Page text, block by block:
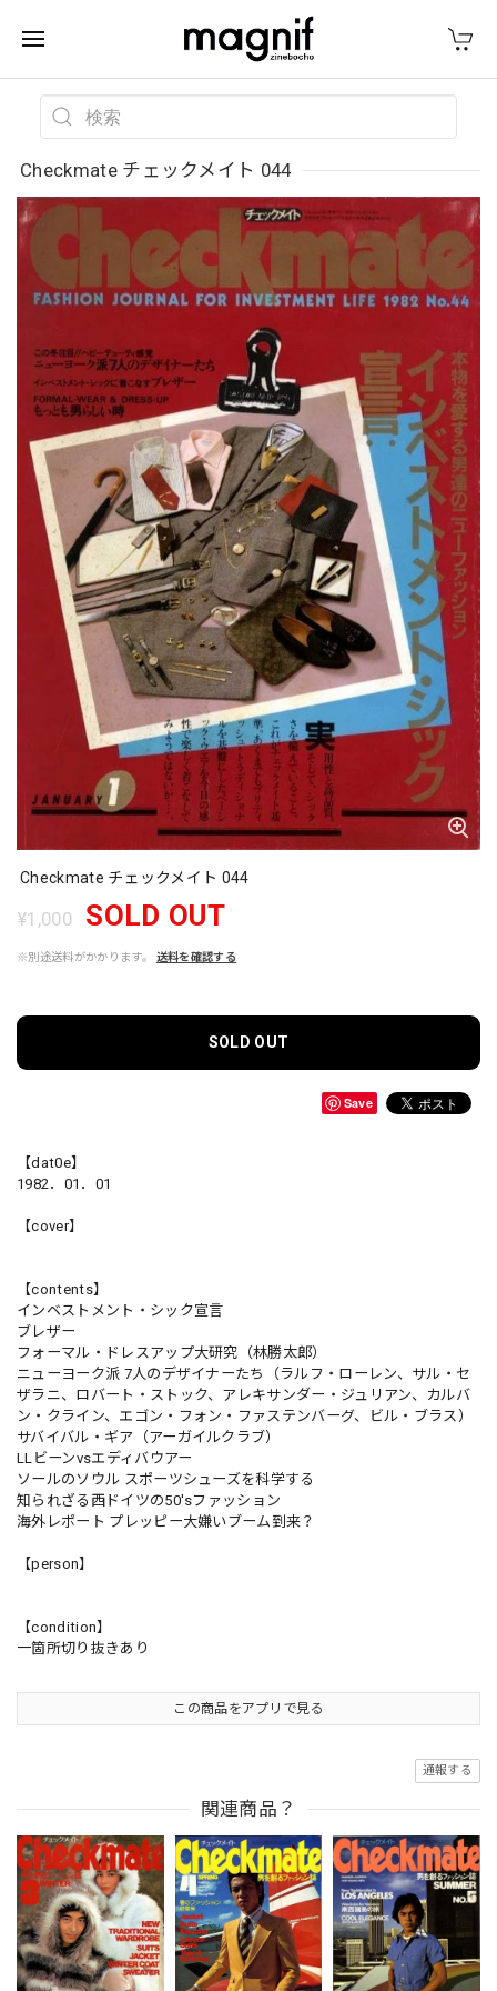
Checkmate チェックメイト 044
Checkmate チェックメイト 044
¥1,000 SOLD OUT
※別途送料がかかります。 送料を確認する
SOLD OUT
Save
【dat0e】
1982．01．01
【cover】
【contents】
インベストメント・シック宣言
ブレザー
フォーマル・ドレスアップ大研究（林勝太郎）
ニューヨーク派 7人のデザイナーたち（ラルフ・ローレン、サル・セ
ザラニ、ロバート・ストック、アレキサンダー・ジュリアン、カルバ
ン・クライン、エゴン・フォン・ファステンバーグ、ビル・ブラス）
サバイバル・ギア（アーガイルクラブ）
LLビーンvsエディバウアー
ソールのソウル スポーツシューズを科学する
知られざる西ドイツの50'sファッション
海外レポート プレッピー大嫌いブーム到来？
【person】
【condition】
一箇所切り抜きあり
この商品をアプリで見る
通報する
関連商品？